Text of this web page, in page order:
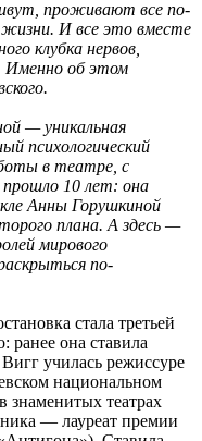
проживают все по-
жизни. И все это вместе
клубка нервов,
Именно об этом
— уникальная
психологический
в театре, с
прошло 10 лет: она
Анны Горушкиной
плана. А здесь —
мирового
по-
стала третьей
ранее она ставила
училась режиссуре
национальном
знаменитых театрах
— лауреат премии